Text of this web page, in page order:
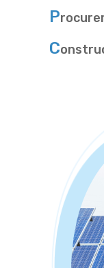
P
C